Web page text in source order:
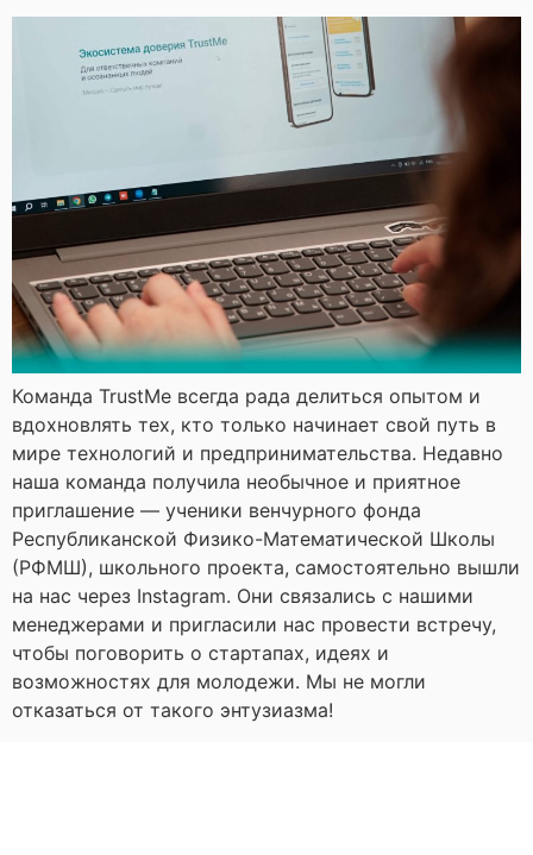
Команда TrustMe всегда рада делиться опытом и
вдохновлять тех, кто только начинает свой путь в
мире технологий и предпринимательства. Недавно
наша команда получила необычное и приятное
приглашение — ученики венчурного фонда
Республиканской Физико-Математической Школы
(РФМШ), школьного проекта, самостоятельно вышли
на нас через Instagram. Они связались с нашими
менеджерами и пригласили нас провести встречу,
чтобы поговорить о стартапах, идеях и
возможностях для молодежи. Мы не могли
отказаться от такого энтузиазма!